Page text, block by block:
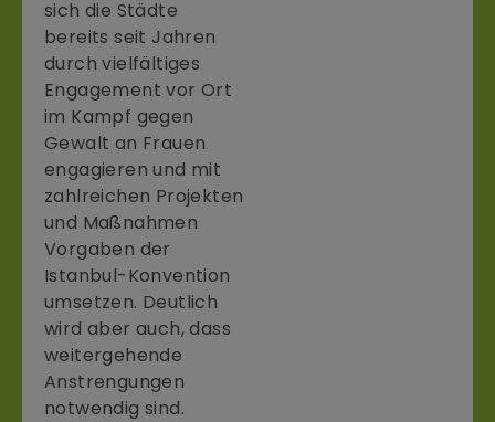
sich die Städte
bereits seit Jahren
durch vielfältiges
Engagement vor Ort
im Kampf gegen
Gewalt an Frauen
engagieren und mit
zahlreichen Projekten
und Maßnahmen
Vorgaben der
Istanbul-Konvention
umsetzen. Deutlich
wird aber auch, dass
weitergehende
Anstrengungen
notwendig sind.